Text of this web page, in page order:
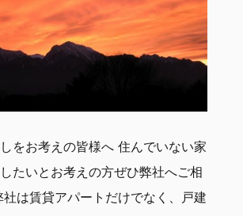
をお考えの皆様へ 住んでいない家
たいとお考えの方ぜひ弊社へご相
は賃貸アパートだけでなく、戸建